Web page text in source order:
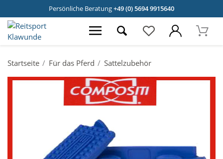
Persönliche Beratung+49 (0) 5694 9915640
Startseite Für das Pferd Sattelzubehör